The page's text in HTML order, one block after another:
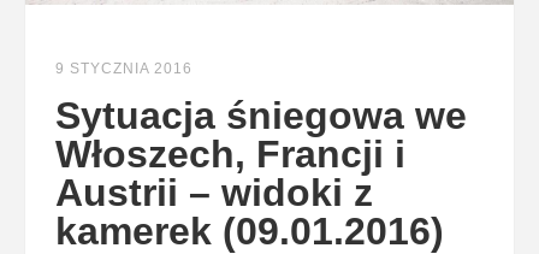
9 STYCZNIA 2016
Sytuacja śniegowa we
Włoszech, Francji i
Austrii – widoki z
kamerek (09.01.2016)